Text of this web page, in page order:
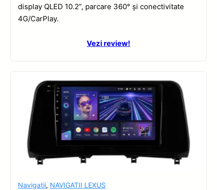
display QLED 10.2”, parcare 360° și conectivitate
4G/CarPlay.
Vezi review!
Navigatii, NAVIGATII LEXUS